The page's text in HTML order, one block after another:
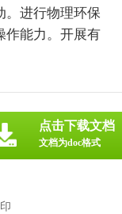
。进行物理环保
作能力。开展有
点击下载文档
文档为doc格式